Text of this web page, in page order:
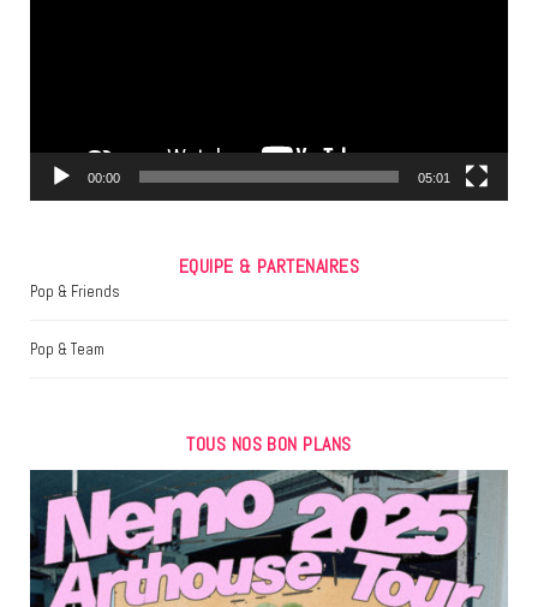
m
00:00 05:01
EQUIPE & PARTENAIRES
Pop & Friends
Pop & Team
TOUS NOS BON PLANS